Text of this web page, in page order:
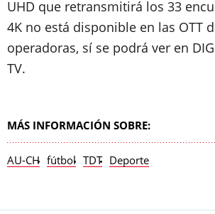
UHD que retransmitirá los 33
4K no está disponible en las OTT
operadoras, sí se podrá ver en
TV.
MÁS INFORMACIÓN SOBRE:
AU-CH fútbol TDT Deporte